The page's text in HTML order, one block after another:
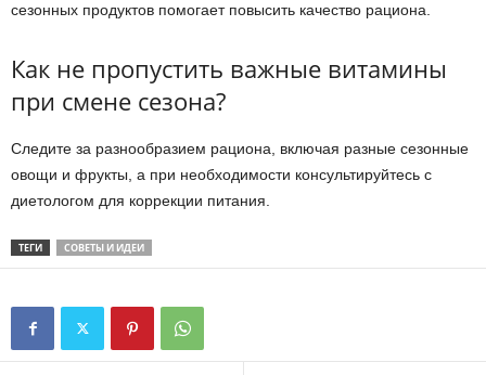
сезонных продуктов помогает повысить качество рациона.
Как не пропустить важные витамины
при смене сезона?
Следите за разнообразием рациона, включая разные сезонные
овощи и фрукты, а при необходимости консультируйтесь с
диетологом для коррекции питания.
ТЕГИ СОВЕТЫ И ИДЕИ